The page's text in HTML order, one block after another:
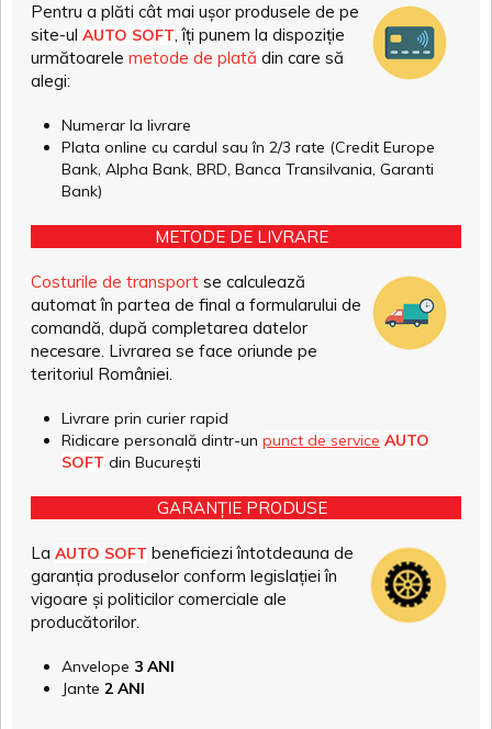
Pentru a plăti cât mai ușor produsele de pe
site-ul AUTO SOFT, îți punem la dispoziție
următoarele metode de plată din care să
alegi:
Numerar la livrare
Plata online cu cardul sau în 2/3 rate (Credit Europe
Bank, Alpha Bank, BRD, Banca Transilvania, Garanti
Bank)
METODE DE LIVRARE
Costurile de transport se calculează
automat în partea de final a formularului de
comandă, după completarea datelor
necesare. Livrarea se face oriunde pe
teritoriul României.
Livrare prin curier rapid
Ridicare personală dintr-un punct de service AUTO
SOFT din București
GARANȚIE PRODUSE
La AUTO SOFT beneficiezi întotdeauna de
garanția produselor conform legislației în
vigoare și politicilor comerciale ale
producătorilor.
Anvelope 3 ANI
Jante 2 ANI